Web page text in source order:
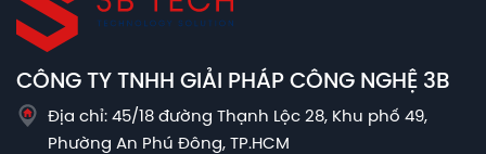
CÔNG TY TNHH GIẢI PHÁP CÔNG NGHỆ 3B
Địa chỉ: 45/18 đường Thạnh Lộc 28, Khu phố 49,
Phường An Phú Đông, TP.HCM